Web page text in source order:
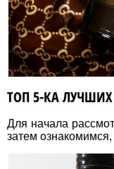
ТОП 5-КА
Для начала
затем ознакомимся,